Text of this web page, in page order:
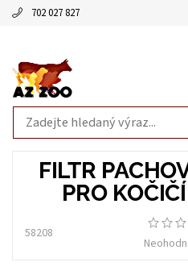
702 027 827
FILTR
PRO
58208